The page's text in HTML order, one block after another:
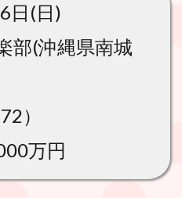
日(日)
部(沖縄県南城
）
万円